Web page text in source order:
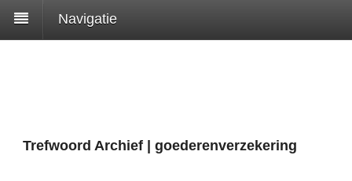
Navigatie
Trefwoord Archief | goederenverzekering